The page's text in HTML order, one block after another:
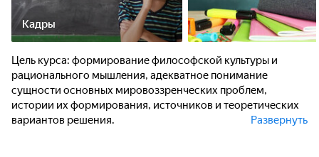
Кадры
Цель курса: формирование философской культуры и
рационального мышления, адекватное понимание
сущности основных мировоззренческих проблем,
истории их формирования, источников и теоретических
вариантов решения.
Развернуть